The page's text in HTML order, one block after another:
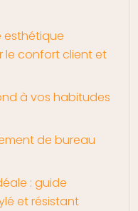
esthétique
le confort client et
à vos habitudes
de bureau
: guide
et résistant